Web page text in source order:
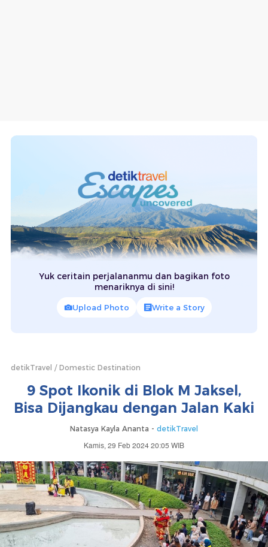
Yuk ceritain perjalananmu dan bagikan foto
menariknya di sini!
Upload Photo Write a Story
detikTravel Domestic Destination
9 Spot Ikonik di Blok M Jaksel,
Bisa Dijangkau dengan Jalan Kaki
Natasya Kayla Ananta - detikTravel
Kamis, 29 Feb 2024 20:05 WIB